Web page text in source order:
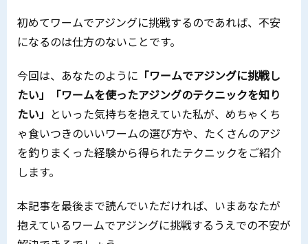
初めてワームでアジングに挑戦するのであれば、不安
になるのは仕方のないことです。
今回は、あなたのように 「ワームでアジングに挑戦し
たい」「ワームを使ったアジングのテクニックを知り
たい」 といった気持ちを抱えていた私が、めちゃくち
ゃ食いつきのいいワームの選び方や、たくさんのアジ
を釣りまくった経験から得られたテクニックをご紹介
します。
本記事を最後まで読んでいただければ、いまあなたが
抱えているワームでアジングに挑戦するうえでの不安が